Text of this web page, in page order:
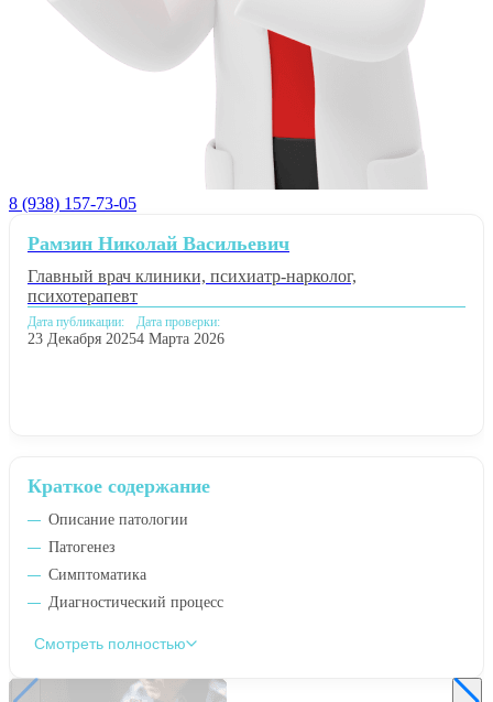
8 (938) 157-73-05
Краткое содержание
Описание патологии
Патогенез
Симптоматика
Диагностический процесс
Смотреть полностью
Рамзин Николай Васильевич
Главный врач клиники, психиатр-нарколог,
психотерапевт
Дата публикации:
23 Декабря 2025
Дата проверки:
4 Марта 2026